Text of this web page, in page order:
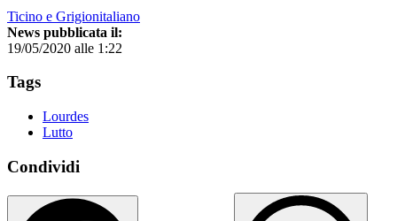
Ticino e Grigionitaliano
News pubblicata il:
19/05/2020 alle 1:22
Tags
Lourdes
Lutto
Condividi